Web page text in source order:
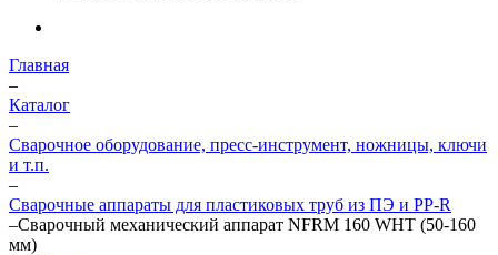
Главная
–
Каталог
–
Сварочное оборудование, пресс-инструмент, ножницы, ключи
и т.п.
–
Сварочные аппараты для пластиковых труб из ПЭ и PP-R
–Сварочный механический аппарат NFRM 160 WHT (50-160
мм)